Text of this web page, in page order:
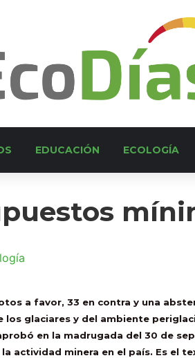
EDUCACIÓN ECOLOGÍA
a favor, 33 en contra y una
los glaciares y del ambiente
en la madrugada del 30 de
actividad minera en el país. Es el